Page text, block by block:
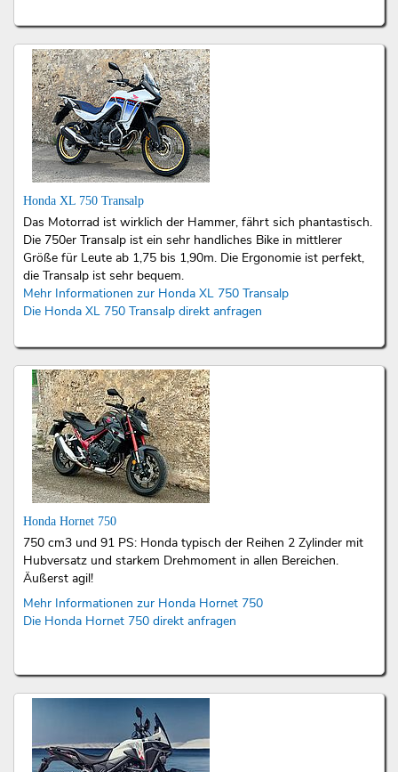
Honda XL 750 Transalp
Das Motorrad ist wirklich der Hammer, fährt sich phantastisch.
Die 750er Transalp ist ein sehr handliches Bike in mittlerer
Größe für Leute ab 1,75 bis 1,90m. Die Ergonomie ist perfekt,
die Transalp ist sehr bequem.
Mehr Informationen zur Honda XL 750 Transalp
Die Honda XL 750 Transalp direkt anfragen
Honda Hornet 750
750 cm3 und 91 PS: Honda typisch der Reihen 2 Zylinder mit
Hubversatz und starkem Drehmoment in allen Bereichen.
Äußerst agil!
Mehr Informationen zur Honda Hornet 750
Die Honda Hornet 750 direkt anfragen